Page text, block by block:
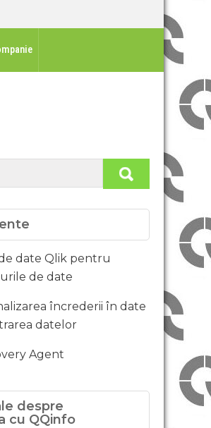
date Qlik pentru
de date
încrederii în date
datelor
Agent
despre
cu QQinfo